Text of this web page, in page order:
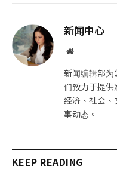
新闻中心
网
新闻编辑部
们致力于提供
经济、社会
事动态。
KEEP READING